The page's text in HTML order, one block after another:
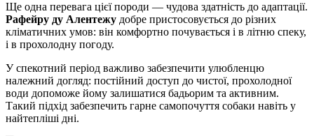
Ще одна перевага цієї породи — чудова здатність до адаптації.
Рафейру ду Алентежу добре пристосовується до різних
кліматичних умов: він комфортно почувається і в літню спеку,
і в прохолодну погоду.
У спекотний період важливо забезпечити улюбленцю
належний догляд: постійний доступ до чистої, прохолодної
води допоможе йому залишатися бадьорим та активним.
Такий підхід забезпечить гарне самопочуття собаки навіть у
найтепліші дні.